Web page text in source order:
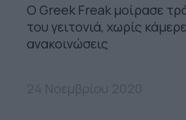
Ο Greek Freak μοίρασε
του γειτονιά, χωρίς
ανακοινώσεις